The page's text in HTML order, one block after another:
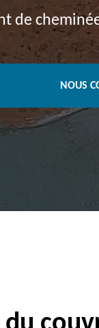
de
NOUS